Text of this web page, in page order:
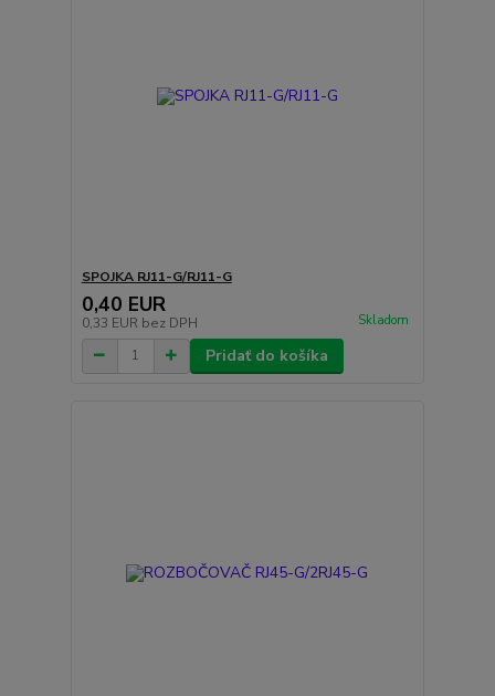
SPOJKA RJ11-G/RJ11-G
0,40 EUR
0,33 EUR bez DPH Skladom
Pridať do košíka